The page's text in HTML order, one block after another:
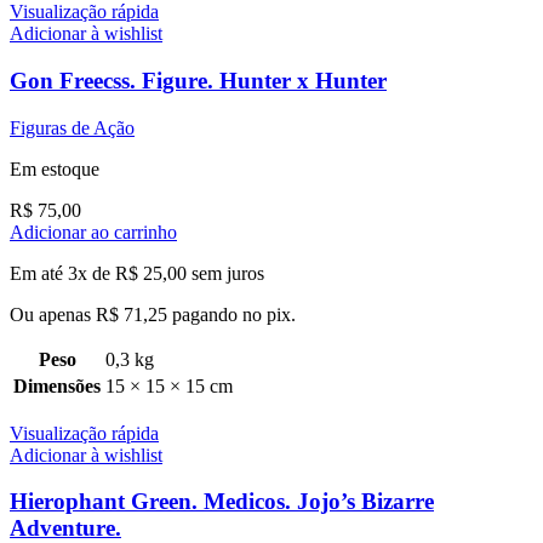
Visualização rápida
Adicionar à wishlist
Gon Freecss. Figure. Hunter x Hunter
Figuras de Ação
Em estoque
R$ 75,00
Adicionar ao carrinho
Em até 3x de R$ 25,00 sem juros
Ou apenas R$ 71,25 pagando no pix.
Peso
0,3 kg
Dimensões 15 × 15 × 15 cm
Visualização rápida
Adicionar à wishlist
Hierophant Green. Medicos. Jojo’s Bizarre
Adventure.